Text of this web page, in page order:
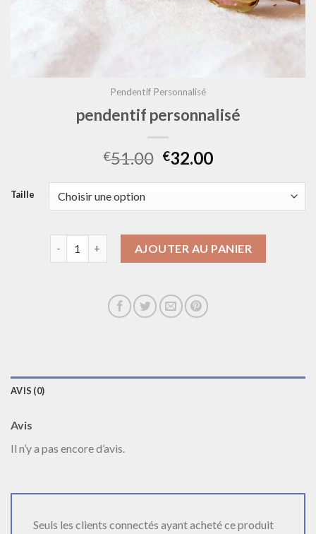
Pendentif Personnalisé
pendentif personnalisé
€51.00 €32.00
Taille
AJOUTER AU PANIER
AVIS (0)
Avis
Il n’y a pas encore d’avis.
Seuls les clients connectés ayant acheté ce produit